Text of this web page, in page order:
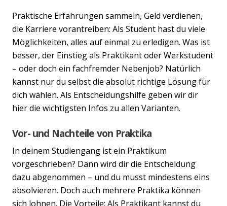
Praktische Erfahrungen sammeln, Geld verdienen,
die Karriere vorantreiben: Als Student hast du viele
Möglichkeiten, alles auf einmal zu erledigen. Was ist
besser, der Einstieg als Praktikant oder Werkstudent
– oder doch ein fachfremder Nebenjob? Natürlich
kannst nur du selbst die absolut richtige Lösung für
dich wählen. Als Entscheidungshilfe geben wir dir
hier die wichtigsten Infos zu allen Varianten.
Vor- und Nachteile von Praktika
In deinem Studiengang ist ein Praktikum
vorgeschrieben? Dann wird dir die Entscheidung
dazu abgenommen – und du musst mindestens eins
absolvieren. Doch auch mehrere Praktika können
sich lohnen. Die Vorteile: Als Praktikant kannst du